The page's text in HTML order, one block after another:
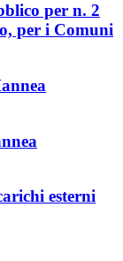
per n. 2
per i Comuni
esterni